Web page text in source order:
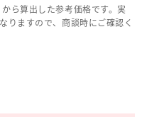
ら算出した参考価格です。実
りますので、商談時にご確認く